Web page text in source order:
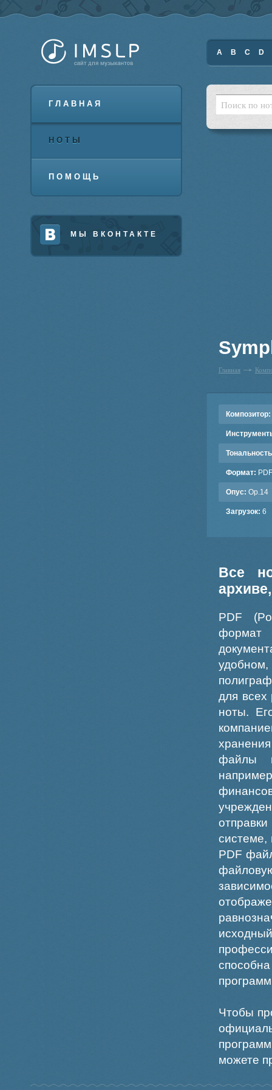
ГЛАВНАЯ
НОТЫ
ПОМОЩЬ
МЫ ВКОНТАКТЕ
A B C D
Главная
Композитор:
Формат: PDF
Опус: Op.14
Загрузок: 6
Все
PDF
формат
для всех
ноты.
файлы
системе,
PDF
Чтобы
можете